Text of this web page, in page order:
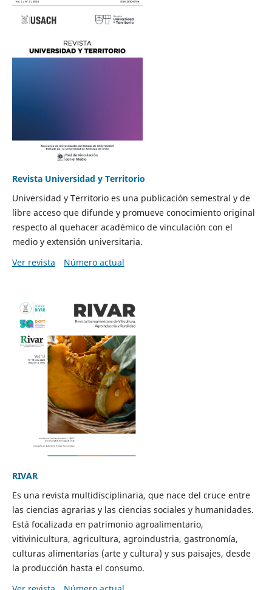
Revista Universidad y Territorio
Universidad y Territorio es una publicación semestral y de
libre acceso que difunde y promueve conocimiento original
respecto al quehacer académico de vinculación con el
medio y extensión universitaria.
Ver revista
Número actual
RIVAR
Es una revista multidisciplinaria, que nace del cruce entre
las ciencias agrarias y las ciencias sociales y humanidades.
Está focalizada en patrimonio agroalimentario,
vitivinicultura, agricultura, agroindustria, gastronomía,
culturas alimentarias (arte y cultura) y sus paisajes, desde
la producción hasta el consumo.